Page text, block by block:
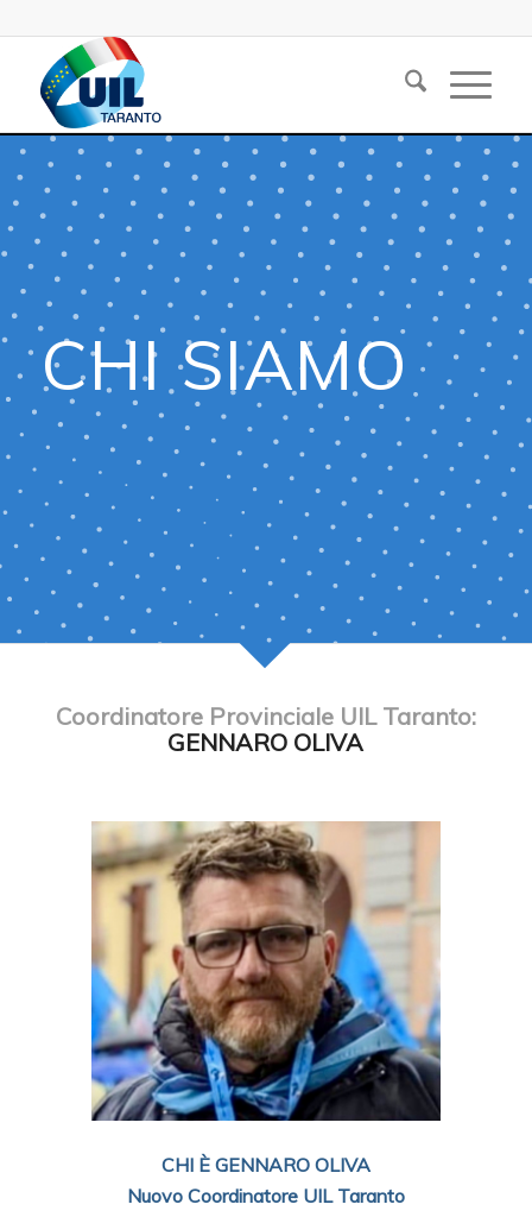
CHI SIAMO
Coordinatore Provinciale UIL Taranto:
GENNARO OLIVA
CHI È GENNARO OLIVA
Nuovo Coordinatore UIL Taranto